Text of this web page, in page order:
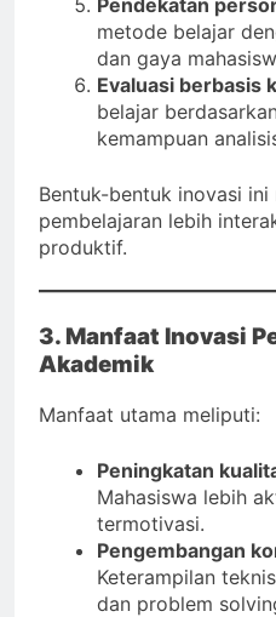
Pendekatan
metode belajar
dan gaya
Evaluasi berbasis
belajar
kemampuan
Bentuk-bentuk inovasi ini
pembelajaran lebih
produktif.
3. Manfaat Inovasi
Akademik
Manfaat utama meliputi:
Peningkatan
Mahasiswa lebih
termotivasi.
Pengembangan
Keterampilan
dan problem